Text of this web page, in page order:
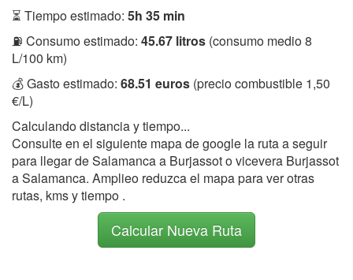
⏳ Tiempo estimado: 5h 35 min
⛽ Consumo estimado: 45.67 litros (consumo medio 8
L/100 km)
💰 Gasto estimado: 68.51 euros (precio combustible 1,50
€/L)
Calculando distancia y tiempo...
Consulte en el siguiente mapa de google la ruta a seguir
para llegar de Salamanca a Burjassot o vicevera Burjassot
a Salamanca. Amplieo reduzca el mapa para ver otras
rutas, kms y tiempo .
Calcular Nueva Ruta